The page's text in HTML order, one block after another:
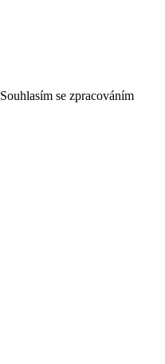
Souhlasím se zpracováním